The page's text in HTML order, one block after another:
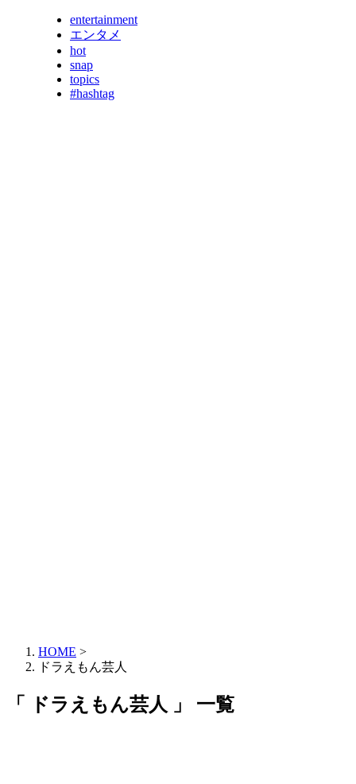
entertainment
エンタメ
hot
snap
topics
#hashtag
HOME >
ドラえもん芸人
「 ドラえもん芸人 」 一覧